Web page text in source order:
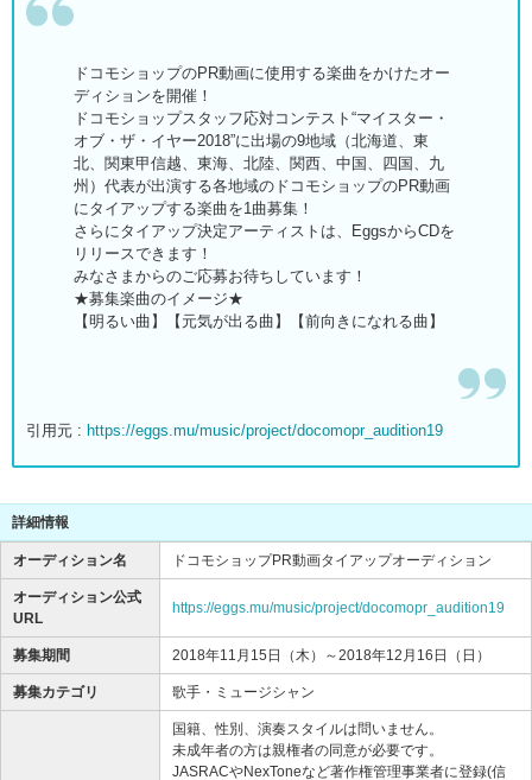
ドコモショップのPR動画に使用する楽曲をかけたオー
ディションを開催！
ドコモショップスタッフ応対コンテスト“マイスター・
オブ・ザ・イヤー2018”に出場の9地域（北海道、東
北、関東甲信越、東海、北陸、関西、中国、四国、九
州）代表が出演する各地域のドコモショップのPR動画
にタイアップする楽曲を1曲募集！
さらにタイアップ決定アーティストは、EggsからCDを
リリースできます！
みなさまからのご応募お待ちしています！
★募集楽曲のイメージ★
【明るい曲】【元気が出る曲】【前向きになれる曲】
引用元 : https://eggs.mu/music/project/docomopr_audition19
詳細情報
オーディション名 ドコモショップPR動画タイアップオーディション
オーディション公式
URL
https://eggs.mu/music/project/docomopr_audition19
募集期間 2018年11月15日（木）～2018年12月16日（日）
募集カテゴリ 歌手・ミュージシャン
国籍、性別、演奏スタイルは問いません。
未成年者の方は親権者の同意が必要です。
JASRACやNexToneなど著作権管理事業者に登録(信